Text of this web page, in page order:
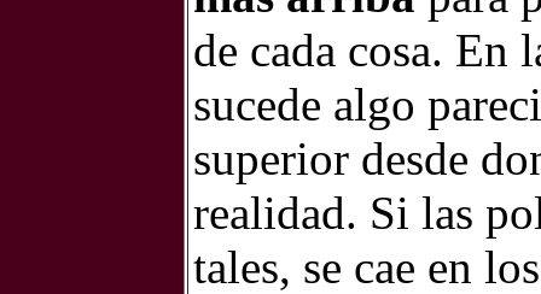
de cada cosa. En
sucede algo
superior desde
realidad. Si las
tales, se cae en